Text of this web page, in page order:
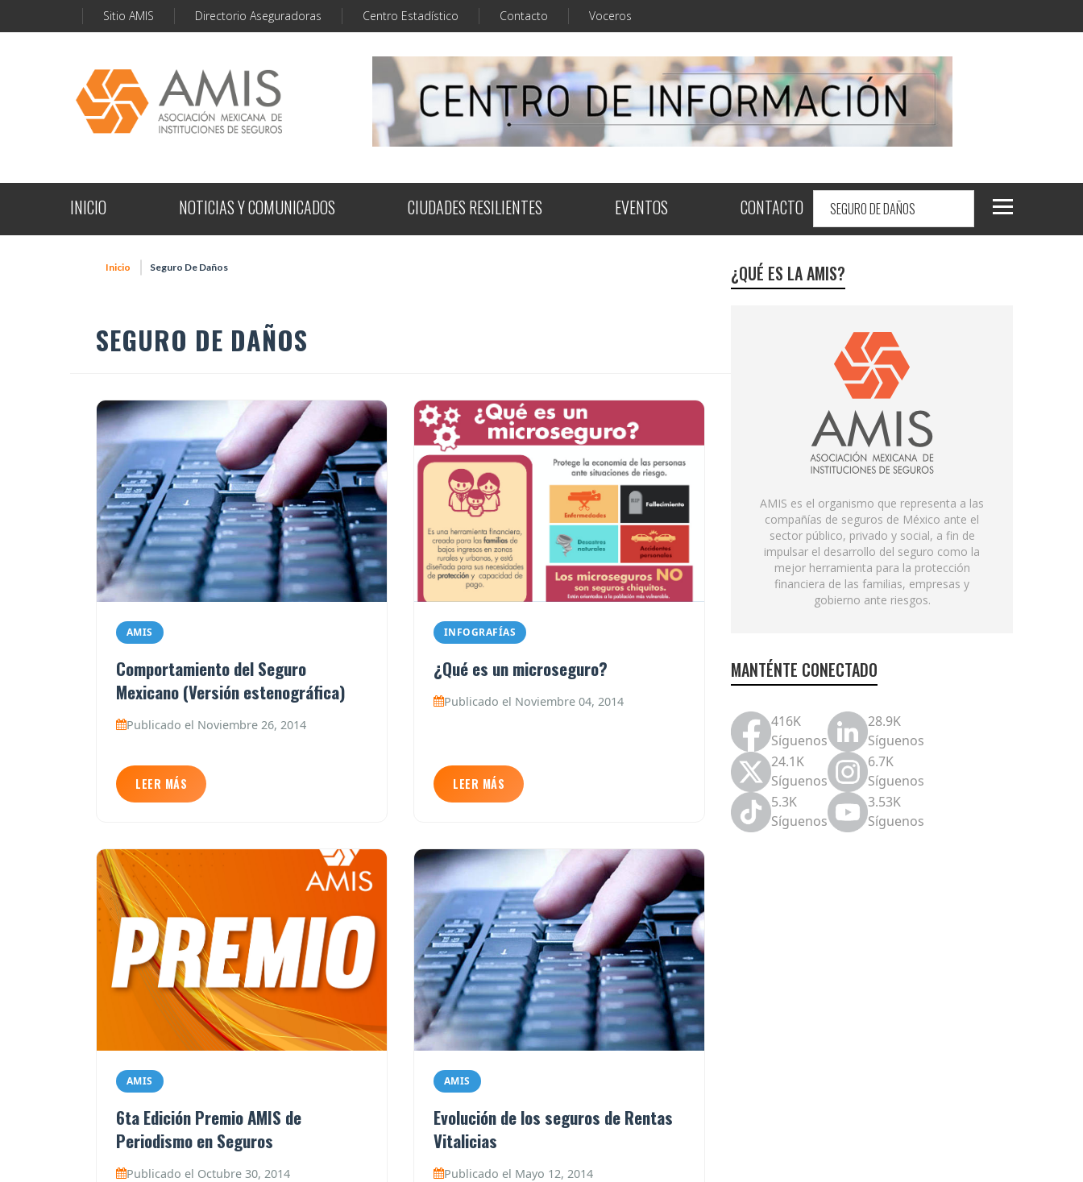
Sitio AMIS Directorio Aseguradoras Centro Estadístico Contacto Voceros
INICIO NOTICIAS Y COMUNICADOS CIUDADES RESILIENTES EVENTOS CONTACTO
Inicio Seguro De Daños
SEGURO DE DAÑOS
AMIS
Comportamiento del Seguro
Mexicano (Versión estenográfica)
Publicado el Noviembre 26, 2014
LEER MÁS
INFOGRAFÍAS
¿Qué es un microseguro?
Publicado el Noviembre 04, 2014
LEER MÁS
AMIS
6ta Edición Premio AMIS de
Periodismo en Seguros
Publicado el Octubre 30, 2014
AMIS
Evolución de los seguros de Rentas
Vitalicias
Publicado el Mayo 12, 2014
¿QUÉ ES LA AMIS?
AMIS es el organismo que representa a las
compañías de seguros de México ante el
sector público, privado y social, a fin de
impulsar el desarrollo del seguro como la
mejor herramienta para la protección
financiera de las familias, empresas y
gobierno ante riesgos.
MANTÉNTE CONECTADO
416K
Síguenos
28.9K
Síguenos
24.1K
Síguenos
6.7K
Síguenos
5.3K
Síguenos
3.53K
Síguenos